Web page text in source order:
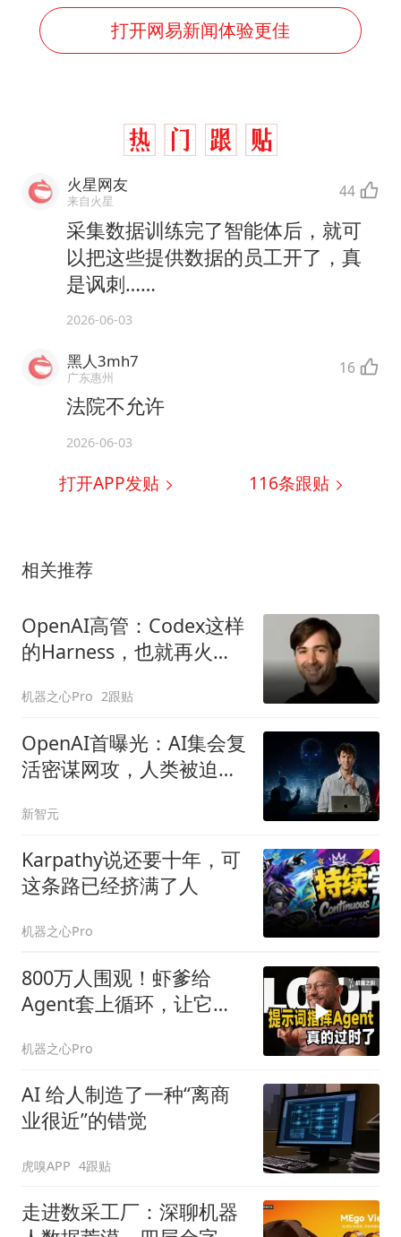
打开网易新闻体验更佳
火星网友
来自火星 44
采集数据训练完了智能体后，就可
以把这些提供数据的员工开了，真
是讽刺……
2026-06-03
黑人3mh7
广东惠州 16
法院不允许
2026-06-03
打开APP发贴 116条跟贴
相关推荐
OpenAI高管：Codex这样
的Harness，也就再火俩
机器之心Pro 2跟贴
OpenAI首曝光：AI集会复
活密谋网攻，人类被迫急
新智元
Karpathy说还要十年，可
这条路已经挤满了人
机器之心Pro
800万人围观！虾爹给
Agent套上循环，让它自
机器之心Pro
AI 给人制造了一种“离商
业很近”的错觉
虎嗅APP 4跟贴
走进数采工厂：深聊机器